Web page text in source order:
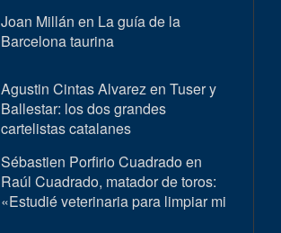
Joan Millán en La guía de la
Barcelona taurina
Agustin Cintas Alvarez en Tuser y
Ballestar: los dos grandes
cartelistas catalanes
Sébastien Porfirio Cuadrado en
Raúl Cuadrado, matador de toros:
«Estudié veterinaria para limpiar mi